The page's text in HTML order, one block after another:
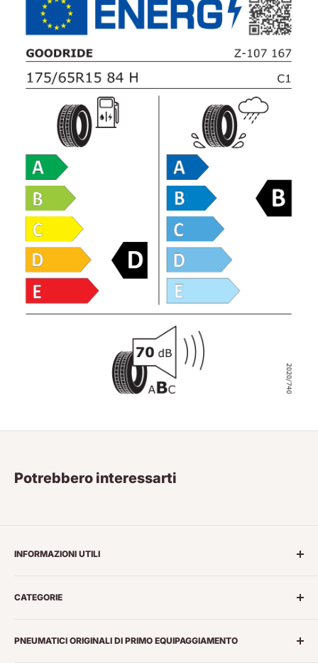
Potrebbero interessarti
INFORMAZIONI UTILI
Marchi di Pneumatici
Privacy
CATEGORIE
Pneumatici 4 Stagioni
PNEUMATICI ORIGINALI DI PRIMO EQUIPAGGIAMENTO